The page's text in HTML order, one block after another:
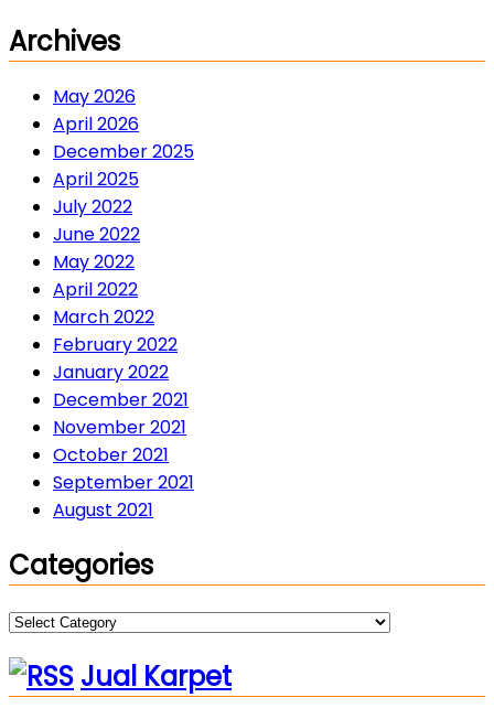
Archives
May 2026
April 2026
December 2025
April 2025
July 2022
June 2022
May 2022
April 2022
March 2022
February 2022
January 2022
December 2021
November 2021
October 2021
September 2021
August 2021
Categories
Categories
Jual Karpet